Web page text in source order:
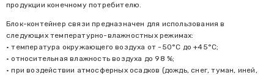
продукции конечному потребителю.
Блок-контейнер связи предназначен для использования в
следующих температурно-влажностных режимах:
• температура окружающего воздуха от -50°С до +45°С;
• относительная влажность воздуха до 98 %;
• при воздействии атмосферных осадков (дождь, снег, туман, иней,